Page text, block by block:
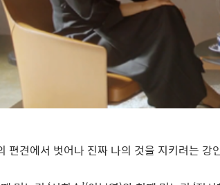
편견에서 벗어나 진짜 나의 것을 지키려는 강